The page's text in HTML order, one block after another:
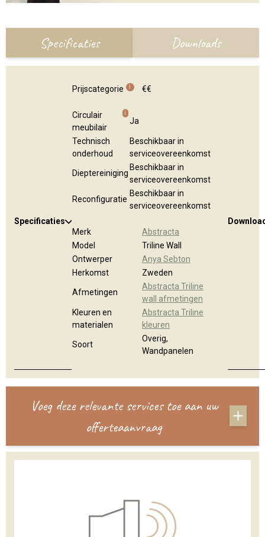
Specificaties Downloads
Specificaties
Prijscategorie i €€
Circulair
meubilair
i
Ja
Technisch
onderhoud
Beschikbaar in
serviceovereenkomst
Dieptereiniging
Beschikbaar in
serviceovereenkomst
Reconfiguratie
Beschikbaar in
serviceovereenkomst
Merk
Abstracta
Model
Triline Wall
Ontwerper
Anya Sebton
Herkomst
Zweden
Afmetingen
Abstracta Triline
wall afmetingen
Kleuren en
materialen
Abstracta Triline
kleuren
Soort
Overig,
Wandpanelen
Voeg deze relevante services toe aan uw
offerteaanvraag